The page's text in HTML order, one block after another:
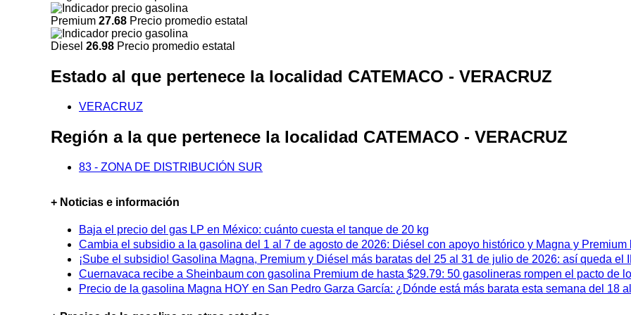
Premium 27.68 Precio promedio estatal
Diesel 26.98 Precio promedio estatal
Estado al que pertenece la localidad CATEMACO - VERACRUZ
VERACRUZ
Región a la que pertenece la localidad CATEMACO - VERACRUZ
83 - ZONA DE DISTRIBUCIÓN SUR
+ Noticias e información
Baja el precio del gas LP en México: cuánto cuesta el tanque de 20 kg
Cambia el subsidio a la gasolina del 1 al 7 de agosto de 2026: Diésel con apoyo histórico y Magna y Premium
¡Sube el subsidio! Gasolina Magna, Premium y Diésel más baratas del 25 al 31 de julio de 2026: así queda el
Cuernavaca recibe a Sheinbaum con gasolina Premium de hasta $29.79: 50 gasolineras rompen el pacto de
Precio de la gasolina Magna HOY en San Pedro Garza García: ¿Dónde está más barata esta semana del 18